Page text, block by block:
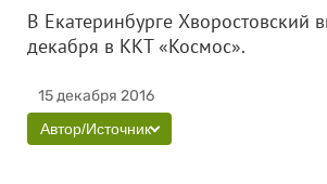
В Екатеринбурге Хворостовский
декабря в ККТ «Космос».
15 декабря 2016
Автор/Источник